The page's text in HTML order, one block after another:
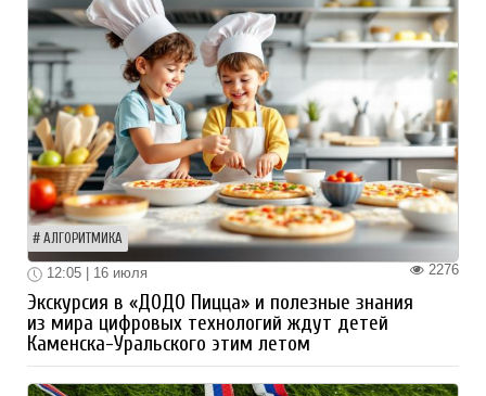
АЛГОРИТМИКА
2276
12:05 | 16 июля
Экскурсия в «ДОДО Пицца» и полезные знания
из мира цифровых технологий ждут детей
Каменска-Уральского этим летом